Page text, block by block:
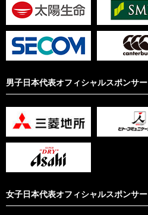
男子日本代表オフィシャルスポンサー
女子日本代表オフィシャルスポンサー